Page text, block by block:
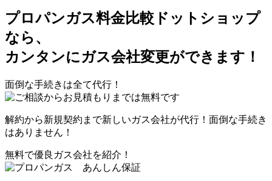
プロパンガス料金比較ドットショップ
なら、
カンタンにガス会社変更ができます！
面倒な手続きは全て代行！
解約から新規契約まで新しいガス会社が代行！ 面倒な手続き
はありません！
無料で優良ガス会社を紹介！